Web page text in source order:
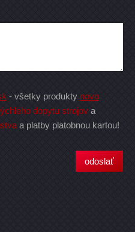
- všetky produkty novo
dopytu strojov a
a platby platobnou kartou!